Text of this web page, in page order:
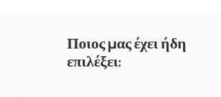
Ποιος μας έχει ήδη
επιλέξει: